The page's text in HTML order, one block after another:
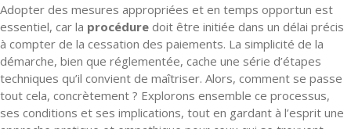
Adopter des mesures appropriées et en temps opportun est
essentiel, car la procédure doit être initiée dans un délai précis
à compter de la cessation des paiements. La simplicité de la
démarche, bien que réglementée, cache une série d’étapes
techniques qu’il convient de maîtriser. Alors, comment se passe
tout cela, concrètement ? Explorons ensemble ce processus,
ses conditions et ses implications, tout en gardant à l’esprit une